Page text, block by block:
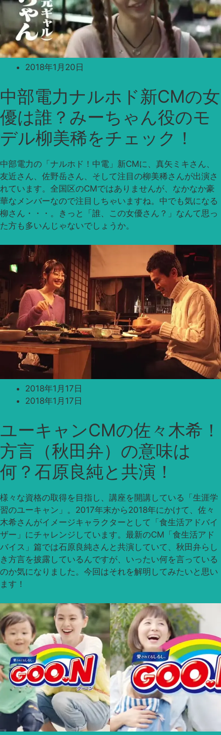
2018年1月20日
中部電力ナルホド新CMの女
優は誰？みーちゃん役のモ
デル柳美稀をチェック！
中部電力の「ナルホド！中電」新CMに、真矢ミキさん、
友近さん、佐野岳さん、そして注目の柳美稀さんが出演さ
れています。全国区のCMではありませんが、なかなか豪
華なメンバーなので注目しちゃいますね。中でも気になる
柳さん・・・。きっと「誰、この女優さん？」なんて思っ
た方も多いんじゃないでしょうか。
2018年1月17日
2018年1月17日
ユーキャンCMの佐々木希！
方言（秋田弁）の意味は
何？石原良純と共演！
様々な資格の取得を目指し、講座を開講している「生涯学
習のユーキャン」。2017年末から2018年にかけて、佐々
木希さんがイメージキャラクターとして「食生活アドバイ
ザー」にチャレンジしています。最新のCM「食生活アド
バイス」篇では石原良純さんと共演していて、秋田弁らし
き方言を披露しているんですが、いったい何を言っている
のか気になりました。今回はそれを解明してみたいと思い
ます！